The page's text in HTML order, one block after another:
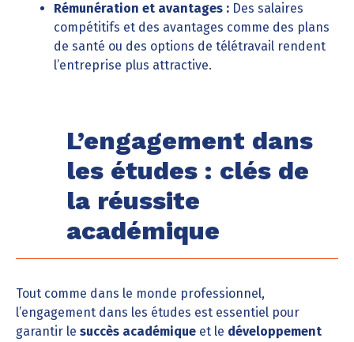
Rémunération et avantages : Des salaires
compétitifs et des avantages comme des plans
de santé ou des options de télétravail rendent
l’entreprise plus attractive.
L’engagement dans
les études : clés de
la réussite
académique
Tout comme dans le monde professionnel,
l’engagement dans les études est essentiel pour
garantir le succès académique et le développement